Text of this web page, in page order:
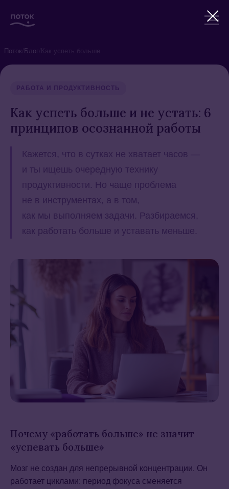
Поток Блог Как успеть больше
РАБОТА И ПРОДУКТИВНОСТЬ
Как успеть больше и не устать: 6
принципов осознанной работы
Кажется, что в сутках не хватает часов —
и ты ищешь очередную технику
продуктивности. Но чаще проблема
не в инструментах, а в том,
как мы выполняем задачи. Разбираемся,
как работать больше и уставать меньше.
Почему «работать больше» не значит
«успевать больше»
Мозг не создан для непрерывной концентрации. Он
работает циклами: период фокуса сменяется